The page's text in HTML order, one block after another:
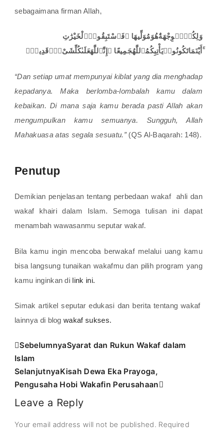
sebagaimana firman Allah,
وَلِكُلٍّۢوِجْهَةٌهُوَمُوَلِّيهَا ۖفَٱسْتَبِقُوا۟ٱلْخَيْرَٰتِ
أَيْنَمَاتَكُونُوا۟يَأْتِبِكُمُٱللَّهُجَمِيعًا ۚ إِنَّٱللَّهَعَلَىٰكُلِّشَىْءٍۢقَدِيرٌۭ
“Dan setiap umat mempunyai kiblat yang dia menghadap
kepadanya. Maka berlomba-lombalah kamu dalam
kebaikan. Di mana saja kamu berada pasti Allah akan
mengumpulkan kamu semuanya. Sungguh, Allah
Mahakuasa atas segala sesuatu.” (QS Al-Baqarah: 148).
Penutup
Demikian penjelasan tentang perbedaan wakaf ahli dan
wakaf khairi dalam Islam. Semoga tulisan ini dapat
menambah wawasanmu seputar wakaf.
Bila kamu ingin mencoba berwakaf melalui uang kamu
bisa langsung tunaikan wakafmu dan pilih program yang
kamu inginkan di link ini.
Simak artikel seputar edukasi dan berita tentang wakaf
lainnya di blogwakaf sukses.
SebelumnyaSyarat dan Rukun Wakaf dalam
Islam
SelanjutnyaKisah Dewa Eka Prayoga,
Pengusaha Hobi Wakafin Perusahaan
Leave a Reply
Your email address will not be published. Required